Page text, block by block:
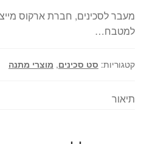
מעבר לסכינים, חברת ארקוס
למטבח…
קטגוריות: סט סכינים, מוצרי מתנה
תיאור